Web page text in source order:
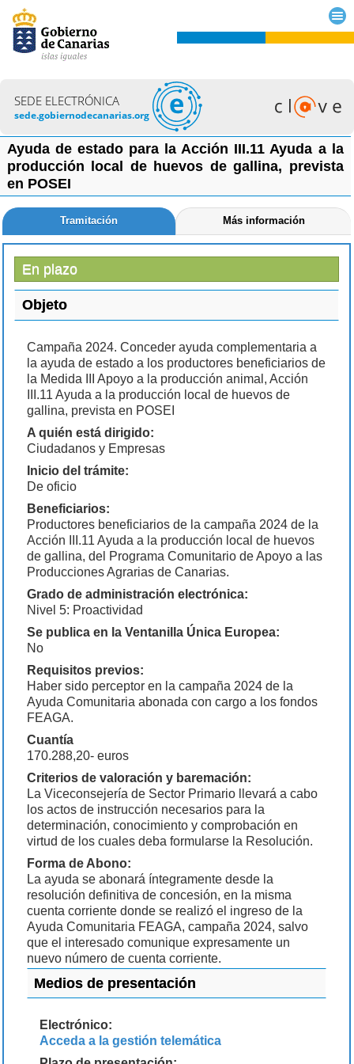
SEDE ELECTRÓNICA
sede.gobiernodecanarias.org
Ayuda de estado para la Acción III.11 Ayuda a la
producción local de huevos de gallina, prevista
en POSEI
Tramitación Más información
En plazo
Objeto
Campaña 2024. Conceder ayuda complementaria a
la ayuda de estado a los productores beneficiarios de
la Medida III Apoyo a la producción animal, Acción
III.11 Ayuda a la producción local de huevos de
gallina, prevista en POSEI
A quién está dirigido:
Ciudadanos y Empresas
Inicio del trámite:
De oficio
Beneficiarios:
Productores beneficiarios de la campaña 2024 de la
Acción III.11 Ayuda a la producción local de huevos
de gallina, del Programa Comunitario de Apoyo a las
Producciones Agrarias de Canarias.
Grado de administración electrónica:
Nivel 5: Proactividad
Se publica en la Ventanilla Única Europea:
No
Requisitos previos:
Haber sido perceptor en la campaña 2024 de la
Ayuda Comunitaria abonada con cargo a los fondos
FEAGA.
Cuantía
170.288,20- euros
Criterios de valoración y baremación:
La Viceconsejería de Sector Primario llevará a cabo
los actos de instrucción necesarios para la
determinación, conocimiento y comprobación en
virtud de los cuales deba formularse la Resolución.
Forma de Abono:
La ayuda se abonará íntegramente desde la
resolución definitiva de concesión, en la misma
cuenta corriente donde se realizó el ingreso de la
Ayuda Comunitaria FEAGA, campaña 2024, salvo
que el interesado comunique expresamente un
nuevo número de cuenta corriente.
Medios de presentación
Electrónico:
Acceda a la gestión telemática